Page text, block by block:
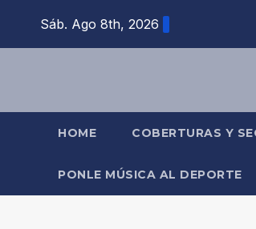
Sáb. Ago 8th, 2026
HOME COBERTURAS Y
PONLE MÚSICA AL DEPORTE